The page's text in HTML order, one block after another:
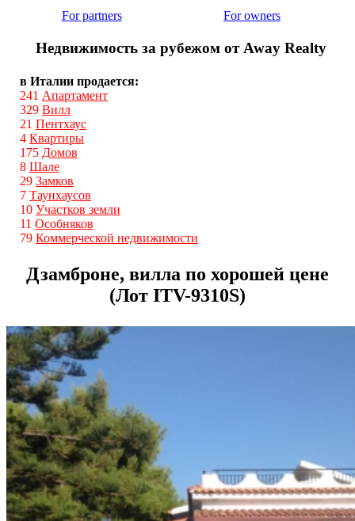
For partners For owners
Недвижимость за рубежом от Away Realty
в Италии продается:
241 Апартамент
329 Вилл
21 Пентхаус
4 Квартиры
175 Домов
8 Шале
29 Замков
7 Таунхаусов
10 Участков земли
11 Особняков
79 Коммерческой недвижимости
Дзамброне, вилла по хорошей цене
(Лот ITV-9310S)